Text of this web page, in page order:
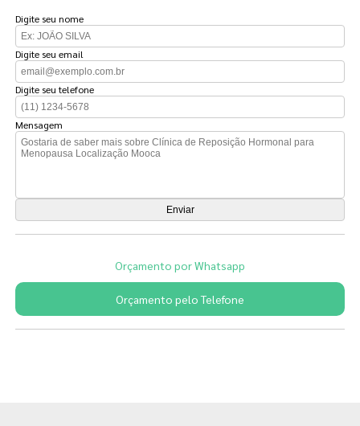
Digite seu nome
Digite seu email
Digite seu telefone
Mensagem
Orçamento por Whatsapp
Orçamento pelo Telefone